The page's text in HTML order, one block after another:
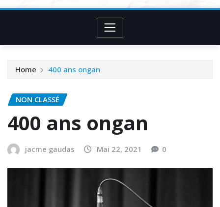
Home 400 ans ongan
NON CLASSÉ
400 ans ongan
jacme gaudas Mai 22, 2021 0